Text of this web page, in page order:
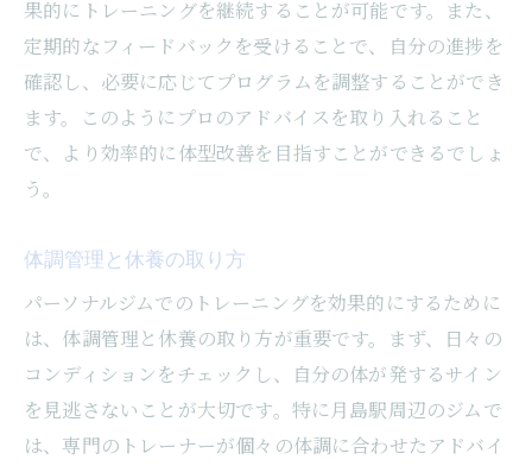
果的にトレーニングを継続することが可能です。また、
定期的なフィードバックを受けることで、自分の進捗を
確認し、必要に応じてプログラムを調整することができ
ます。このようにプロのアドバイスを取り入れること
で、より効率的に体型改善を目指すことができるでしょ
う。
体調管理と休養の取り方
パーソナルジムでのトレーニングを効果的にするために
は、体調管理と休養の取り方が重要です。まず、日々の
コンディションをチェックし、自分の体が発するサイン
を見逃さないことが大切です。特に月島駅周辺のジムで
は、専門のトレーナーが個々の体調に合わせたアドバイ